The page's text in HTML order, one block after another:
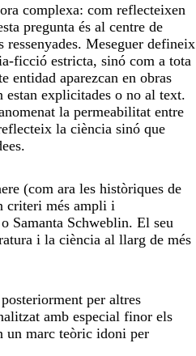
complexa: com reflecteixen
pregunta és al centre de
Meseguer defineix
ficció estricta, sinó com a tota
entidad aparezcan en obras
estan explicitades o no al text.
la permeabilitat entre
la ciència sinó que
(com ara les històriques de
criteri més ampli i
Samanta Schweblin. El seu
i la ciència al llarg de més
per altres
amb especial finor els
un marc teòric idoni per